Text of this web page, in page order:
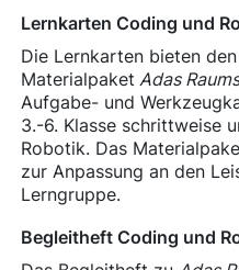
Lernkarten Coding und
Die Lernkarten bieten
Materialpaket Adas
Aufgabe- und
3.-6. Klasse schrittweise
Robotik. Das
zur Anpassung an den
Lerngruppe.
Begleitheft Coding und